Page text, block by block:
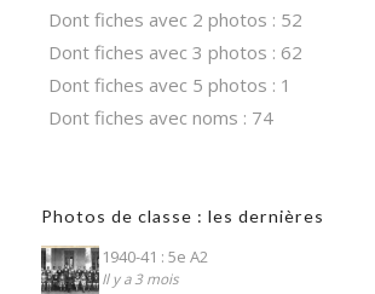
Dont fiches avec 2 photos : 52
Dont fiches avec 3 photos : 62
Dont fiches avec 5 photos : 1
Dont fiches avec noms : 74
Photos de classe : les dernières
1940-41 : 5e A2
Il y a 3 mois